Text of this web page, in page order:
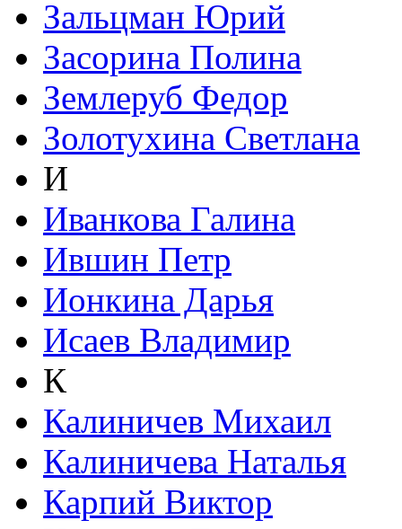
Зальцман Юрий
Засорина Полина
Землеруб Федор
Золотухина Светлана
И
Иванкова Галина
Ившин Петр
Ионкина Дарья
Исаев Владимир
К
Калиничев Михаил
Калиничева Наталья
Карпий Виктор